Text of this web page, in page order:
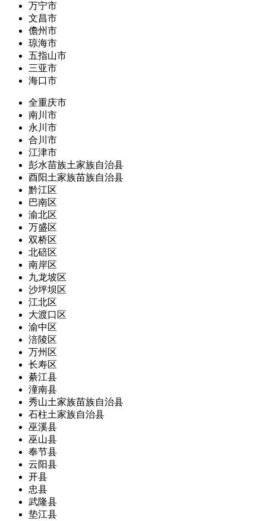
万宁市
文昌市
儋州市
琼海市
五指山市
三亚市
海口市
全重庆市
南川市
永川市
合川市
江津市
彭水苗族土家族自治县
酉阳土家族苗族自治县
黔江区
巴南区
渝北区
万盛区
双桥区
北碚区
南岸区
九龙坡区
沙坪坝区
江北区
大渡口区
渝中区
涪陵区
万州区
长寿区
綦江县
潼南县
秀山土家族苗族自治县
石柱土家族自治县
巫溪县
巫山县
奉节县
云阳县
开县
忠县
武隆县
垫江县